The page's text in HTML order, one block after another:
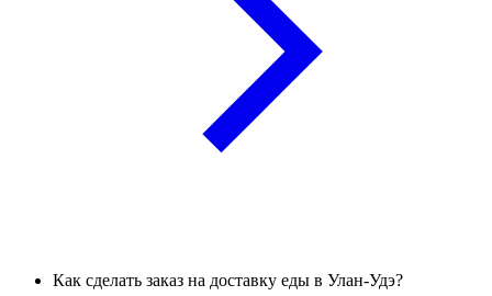
Как сделать заказ на доставку еды в Улан-Удэ?